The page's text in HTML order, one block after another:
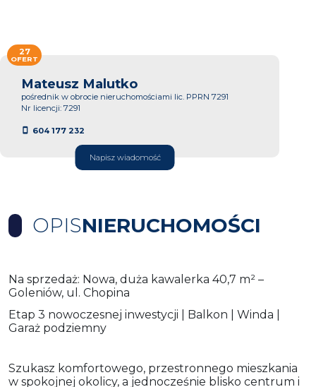
Mateusz Malutko
pośrednik w obrocie nieruchomościami lic. PPRN 7291
Nr licencji: 7291
604 177 232
Napisz wiadomość
27
OFERT
OPISNIERUCHOMOŚCI
Na sprzedaż: Nowa, duża kawalerka 40,7 m² –
Goleniów, ul. Chopina
Etap 3 nowoczesnej inwestycji | Balkon | Winda |
Garaż podziemny
Szukasz komfortowego, przestronnego mieszkania
w spokojnej okolicy, a jednocześnie blisko centrum i